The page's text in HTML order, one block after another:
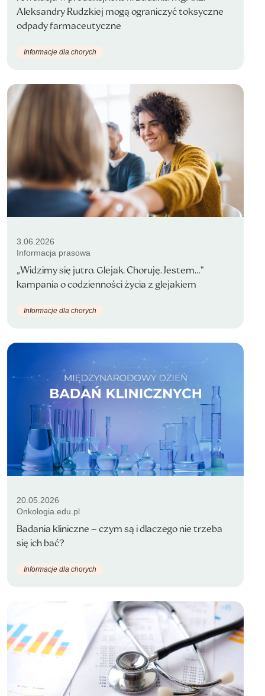
Aleksandry Rudzkiej mogą ograniczyć toksyczne
odpady farmaceutyczne
Informacje dla chorych
3.06.2026
Informacja prasowa
„Widzimy się jutro. Glejak. Choruję. Jestem…”
kampania o codzienności życia z glejakiem
Informacje dla chorych
20.05.2026
Onkologia.edu.pl
Badania kliniczne – czym są i dlaczego nie trzeba
się ich bać?
Informacje dla chorych